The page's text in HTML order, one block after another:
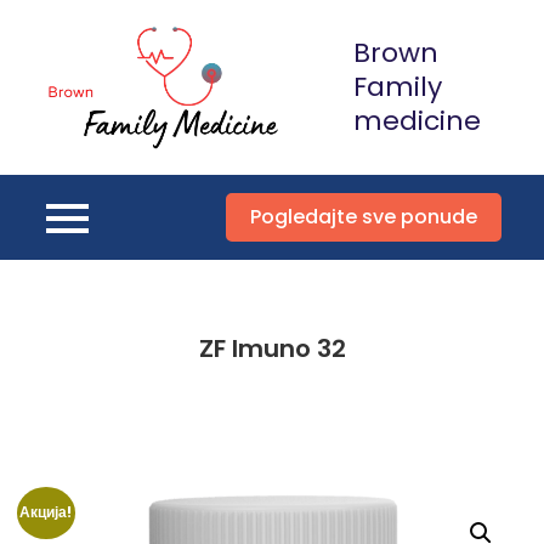
Brown
Family
medicine
Pogledajte sve ponude
ZF Imuno 32
Акција!